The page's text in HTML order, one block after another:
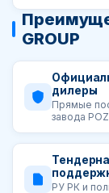
GROUP
дилеры
Прямые
завода
РУ РК и